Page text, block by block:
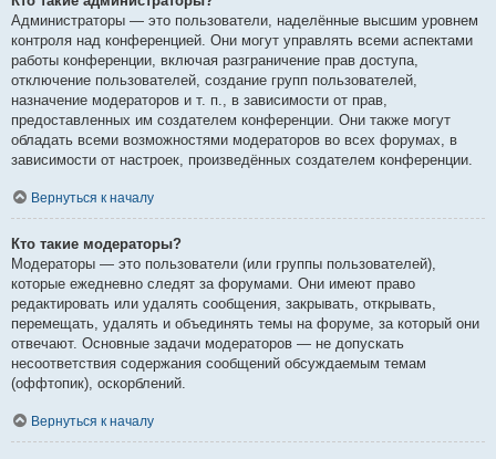
Администраторы — это пользователи, наделённые высшим уровнем
контроля над конференцией. Они могут управлять всеми аспектами
работы конференции, включая разграничение прав доступа,
отключение пользователей, создание групп пользователей,
назначение модераторов и т. п., в зависимости от прав,
предоставленных им создателем конференции. Они также могут
обладать всеми возможностями модераторов во всех форумах, в
зависимости от настроек, произведённых создателем конференции.
Вернуться к началу
Кто такие модераторы?
Модераторы — это пользователи (или группы пользователей),
которые ежедневно следят за форумами. Они имеют право
редактировать или удалять сообщения, закрывать, открывать,
перемещать, удалять и объединять темы на форуме, за который они
отвечают. Основные задачи модераторов — не допускать
несоответствия содержания сообщений обсуждаемым темам
(оффтопик), оскорблений.
Вернуться к началу